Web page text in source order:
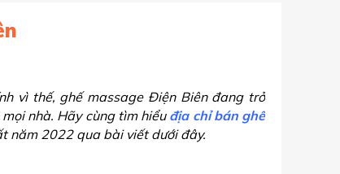
vì thế, ghế massage Điện Biên đang trở
nhà. Hãy cùng tìm hiểu địa chỉ bán ghế
năm 2022 qua bài viết dưới đây.